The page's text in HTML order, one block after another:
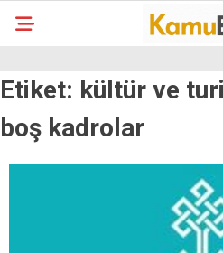
Etiket: kültür ve
boş kadrolar